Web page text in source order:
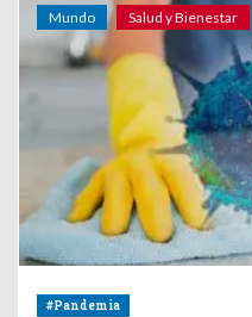
Mundo Salud y Bienestar
#Pandemia